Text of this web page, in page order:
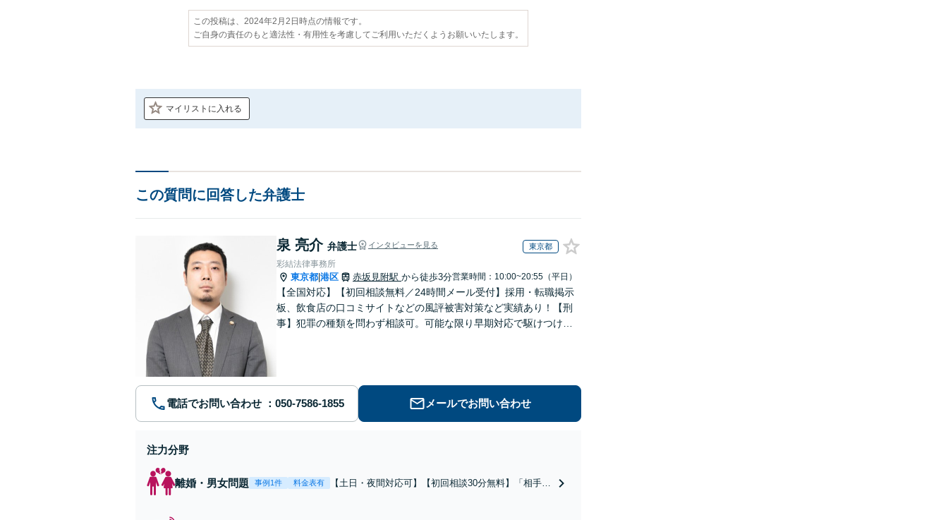
この投稿は、2024年2月2日時点の情報です。
ご自身の責任のもと適法性・有用性を考慮してご利用いただくようお願いいたします。
マイリストに入れる
この質問に回答した弁護士
泉 亮介 弁護士 インタビューを見る 東京都
彩結法律事務所
東京都 港区 赤坂見附駅 から徒歩3分営業時間：10:00~20:55（平日）
【全国対応】【初回相談無料／24時間メール受付】採用・転職掲示
板、飲食店の口コミサイトなどの風評被害対策など実績あり！【刑
事】犯罪の種類を問わず相談可。可能な限り早期対応で駆けつけサ
電話でお問い合わせ メールでお問い合わせ
注力分野
離婚・男女問題 事例1件 料金表有
【土日・夜間対応可】【初回相談30分無料】「相手方